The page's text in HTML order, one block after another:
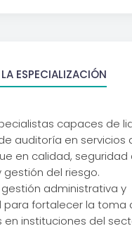
ESPECIALIZACIÓN
capaces de
auditoría en servicios
en calidad, seguridad
del riesgo.
administrativa y
para fortalecer la toma
en instituciones del